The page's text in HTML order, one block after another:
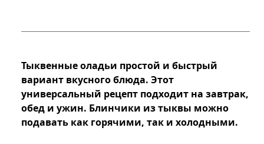
Тыквенные оладьи простой и быстрый
вариант вкусного блюда. Этот
универсальный рецепт подходит на завтрак,
обед и ужин. Блинчики из тыквы можно
подавать как горячими, так и холодными.